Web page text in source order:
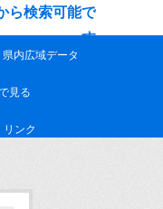
ら検索可能で
す
県内広域データ
見る
リンク